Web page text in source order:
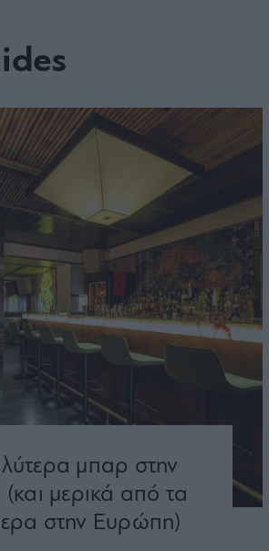
μπαρ στην
μερικά από τα
στην Ευρώπη)